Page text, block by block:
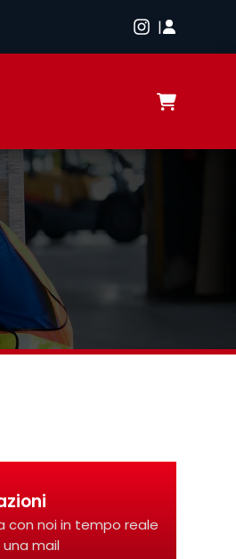
|
con noi in tempo reale
una mail